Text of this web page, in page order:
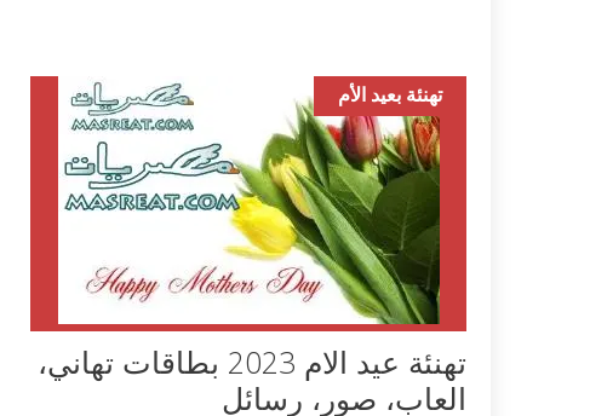
تهنئة بعيد الأم
تهنئة عيد الام 2023 بطاقات تهاني،
العاب، صور، رسائل